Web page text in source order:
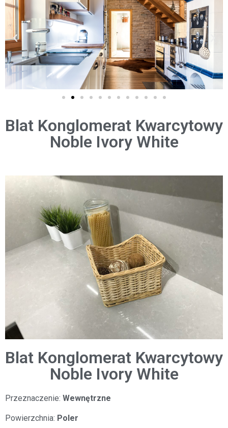
Blat Konglomerat Kwarcytowy
Noble Ivory White
Blat Konglomerat Kwarcytowy
Noble Ivory White
Przeznaczenie: Wewnętrzne
Powierzchnia: Poler